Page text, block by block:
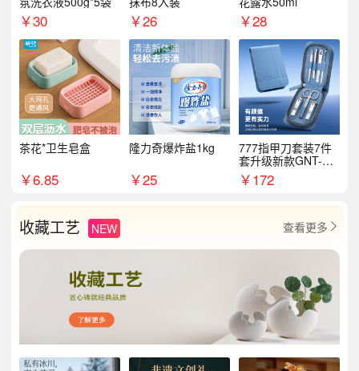
￥30 ￥26 ￥28
茶花*卫生皂盒
￥6.85
隆力奇爆炸盐1kg
￥25
777指甲刀套装7件
套升级新款GNT-PM
072
￥172
收藏工艺 NEW 查看更多 